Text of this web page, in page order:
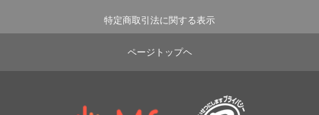
特定商取引法に関する表示
ページトップヘ